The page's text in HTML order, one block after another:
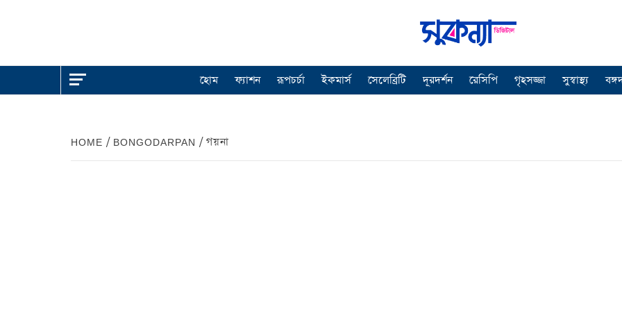
হোম ফ্যাশন রূপচর্চা ইকমার্স সেলেব্রিটি দূরদর্শন রেসিপি গৃহসজ্জা সুস্বাস্থ্য
HOME BONGODARPAN গয়না